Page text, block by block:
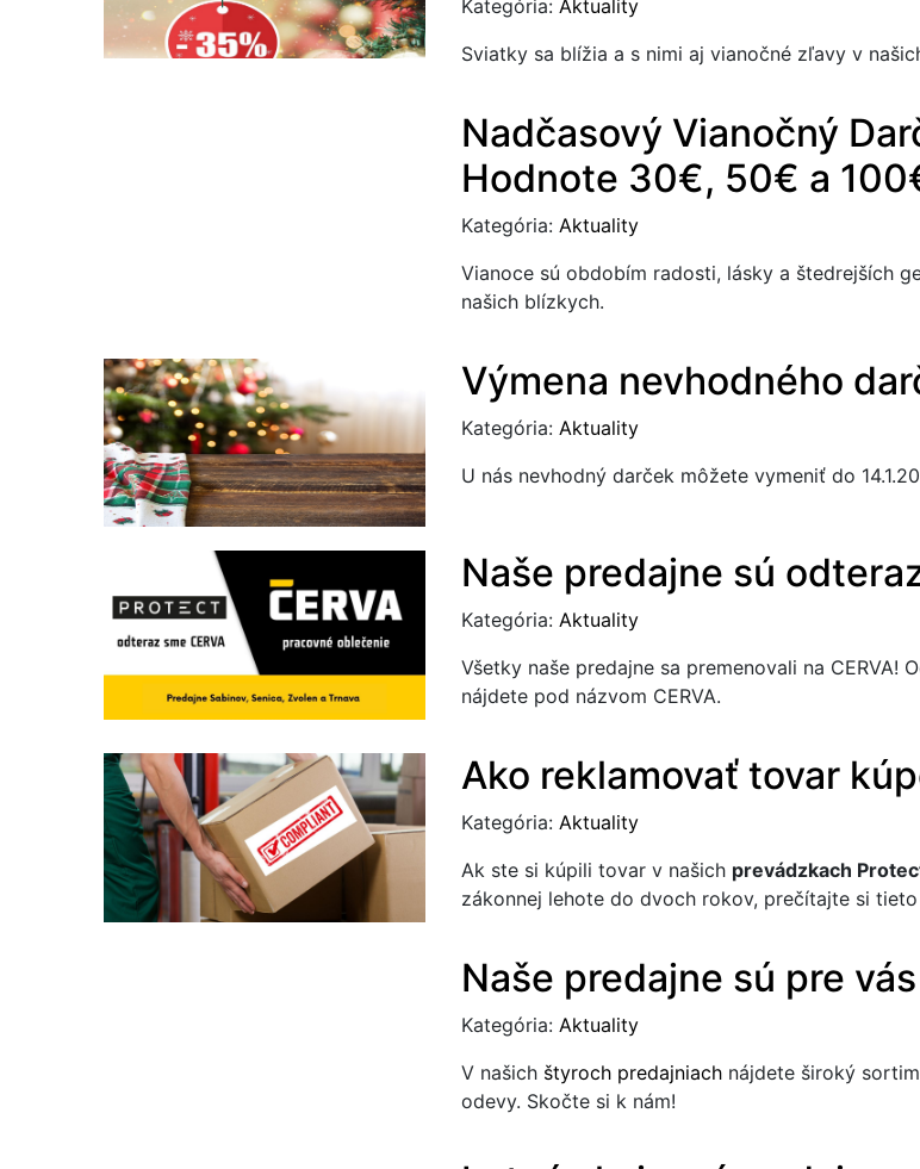
Kategória: Aktuality
Sviatky sa blížia a s nimi aj vianočné zľavy v
Nadčasový Vianočný
Hodnote 30€, 50€ a
Kategória: Aktuality
Vianoce sú obdobím radosti, lásky a štedrejších
našich blízkych.
Výmena nevhodného
Kategória: Aktuality
U nás nevhodný darček môžete vymeniť do
Naše predajne sú
Kategória: Aktuality
Všetky naše predajne sa premenovali na CERVA!
nájdete pod názvom CERVA.
Ako reklamovať tovar
Kategória: Aktuality
Ak ste si kúpili tovar v našich prevádzkach
zákonnej lehote do dvoch rokov, prečítajte si
Naše predajne sú pre
Kategória: Aktuality
V našich štyroch predajniach nájdete široký
odevy. Skočte si k nám!